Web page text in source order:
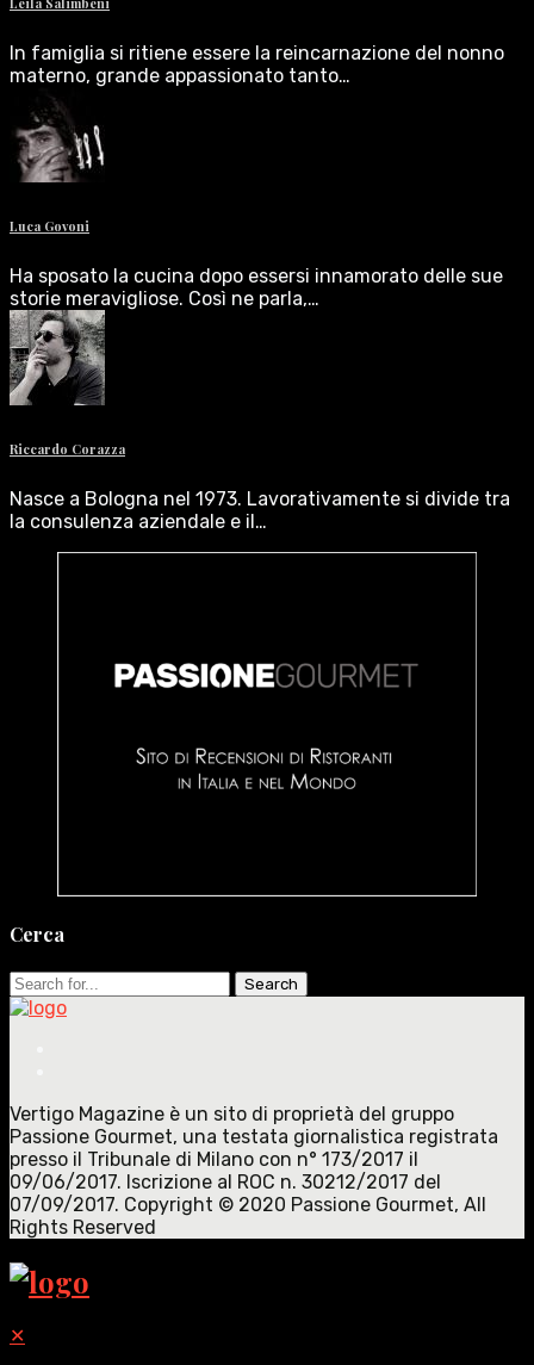
In famiglia si ritiene essere la reincarnazione del nonno
materno, grande appassionato tanto…
Luca Govoni
Ha sposato la cucina dopo essersi innamorato delle sue
storie meravigliose. Così ne parla,…
Riccardo Corazza
Nasce a Bologna nel 1973. Lavorativamente si divide tra
la consulenza aziendale e il…
Cerca
Search
for:
Vertigo Magazine è un sito di proprietà del gruppo
Passione Gourmet, una testata giornalistica registrata
presso il Tribunale di Milano con n° 173/2017 il
09/06/2017. Iscrizione al ROC n. 30212/2017 del
07/09/2017. Copyright © 2020 Passione Gourmet, All
Rights Reserved
✕